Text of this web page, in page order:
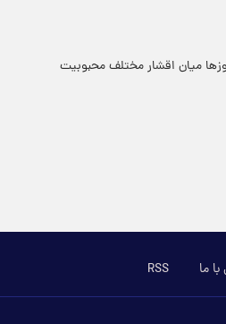
میان اقشار مختلف محبوبیت
ما RSS